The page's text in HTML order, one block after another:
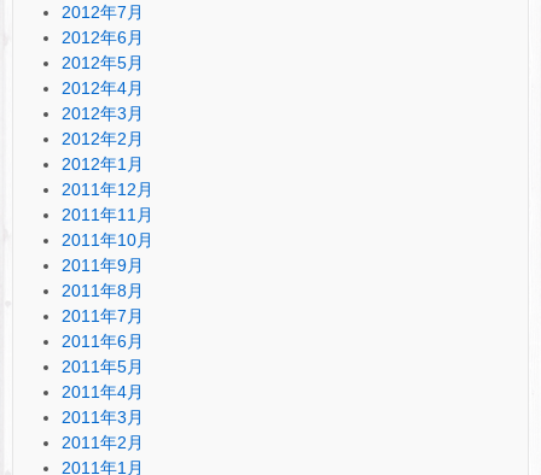
2012年7月
2012年6月
2012年5月
2012年4月
2012年3月
2012年2月
2012年1月
2011年12月
2011年11月
2011年10月
2011年9月
2011年8月
2011年7月
2011年6月
2011年5月
2011年4月
2011年3月
2011年2月
2011年1月